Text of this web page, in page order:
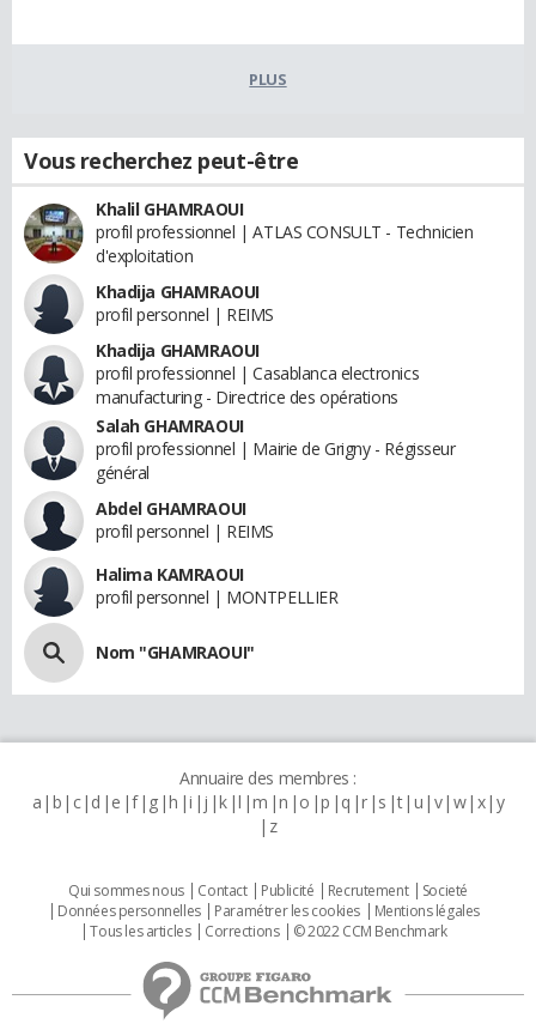
PLUS
Vous recherchez peut-être
Khalil GHAMRAOUI
profil professionnel | ATLAS CONSULT - Technicien
d'exploitation
Khadija GHAMRAOUI
profil personnel | REIMS
Khadija GHAMRAOUI
profil professionnel | Casablanca electronics
manufacturing - Directrice des opérations
Salah GHAMRAOUI
profil professionnel | Mairie de Grigny - Régisseur
général
Abdel GHAMRAOUI
profil personnel | REIMS
Halima KAMRAOUI
profil personnel | MONTPELLIER
Nom "GHAMRAOUI"
Annuaire des membres :
a b c d e f g h i j k l m n o p q r s t u v w x y
z
Qui sommes nous Contact Publicité Recrutement
Societé
Données personnelles
Paramétrer les cookies
Mentions légales
Tous les articles
Corrections © 2022 CCM Benchmark